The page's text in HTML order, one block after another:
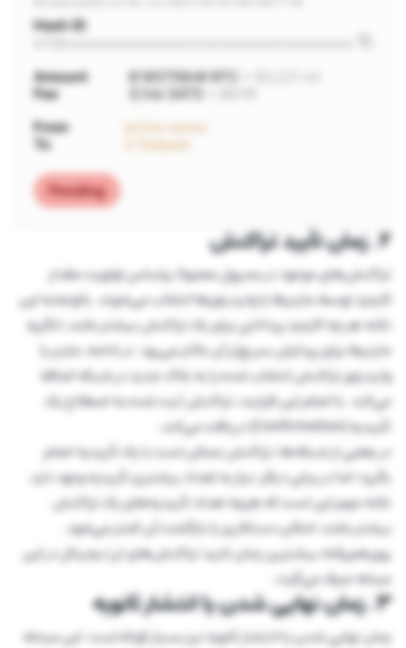
2. زمان تأیید تراکنش
تراکنش‌های موجود در ممپول معمولا براساس اولویت مقدار
کارمزد توسط ماینرها یا ولیدیتورها انتخاب می‌شوند. باتوجه‌به این
نکته هر چه کارمزد پرداختی برای یک تراکنش بیشتر باشد، انگیزه
ماینرها برای پردازش سریع‌تر آن بالاتر می‌رود. در ادامه، ماینر یا
ولیدیتور تراکنش انتخاب شده را به بلاک جدید در شبکه اضافه
می‌کند. با انجام این فرایند، تراکنش ثبت شده به اصطلاح یک
تأییدیه (Confirmation) دریافت می‌کند.
در بعضی از شبکه‌ها، تراکنش ممکن است با یک تأییدیه انجام
بگیرد؛ اما در برخی دیگر، نیاز به تعداد بیشتری تأییدیه وجود دارد.
نکته مهم این است که هرچه تعداد تأییدیه‌های یک تراکنش
بیشتر باشد، امکان دستکاری یا بازگشت آن کمتر می‌شود.
روی‌هم‌رفته بیشترین زمان تایید تراکنش‌های ارز دیجیتال در این
مرحله صرف می‌گردد.
3. زمان نهایی شدن یا انتشار ثانویه
زمان نهایی شدن یا انتشار ثانویه نیز بسیار کوتاه است. این مرحله